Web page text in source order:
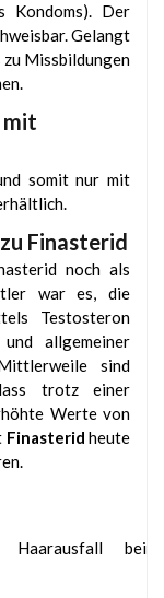
Kondoms). Der
Gelangt
Missbildungen
mit
somit nur mit
Finasterid
noch als
war es, die
Testosteron
allgemeiner
sind
trotz einer
Werte von
Finasterid heute
Haarausfall bei